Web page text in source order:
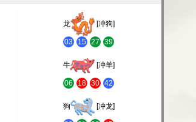
龙 [冲狗]
03 15 27 39
牛 [冲羊]
06 18 30 42
狗 [冲龙]